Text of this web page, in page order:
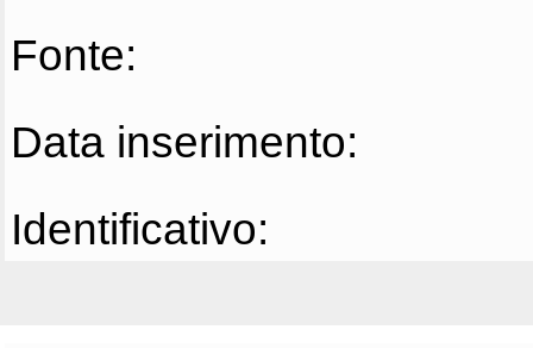
Fonte:
Data inserimento:
Identificativo: